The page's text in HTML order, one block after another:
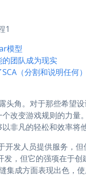
1
模型
团队成为现实
（分割和说明任何
头角。对于那些希望
改变游戏规则的力
非凡的轻松和效率将
开发人员提供服务，
，但它的强项在于
集成方面表现出色，